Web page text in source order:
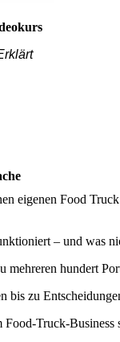
eigenen Food
– und was
mehreren hundert
bis zu
Food-Truck-Business